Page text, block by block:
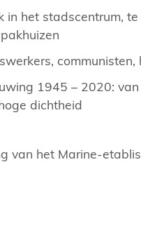
in het stadscentrum,
1945 – 2020:
dichtheid
van het Marine-